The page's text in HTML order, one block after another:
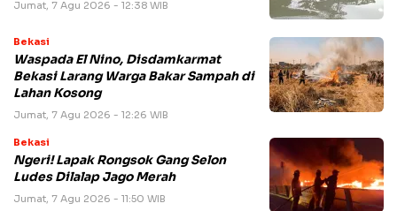
Jumat, 7 Agu 2026 - 12:38 WIB
Bekasi
Waspada El Nino, Disdamkarmat
Bekasi Larang Warga Bakar Sampah di
Lahan Kosong
Jumat, 7 Agu 2026 - 12:26 WIB
Bekasi
Ngeri! Lapak Rongsok Gang Selon
Ludes Dilalap Jago Merah
Jumat, 7 Agu 2026 - 11:50 WIB